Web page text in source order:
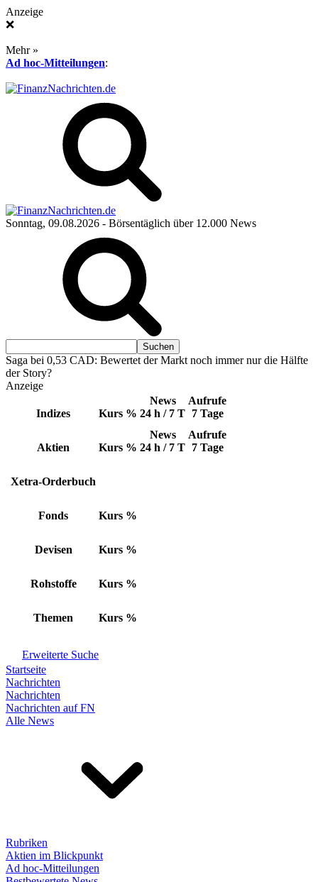
Anzeige
❌
Mehr »
Ad hoc-Mitteilungen:
Sonntag, 09.08.2026 - Börsentäglich über 12.000 News
Saga bei 0,53 CAD: Bewertet der Markt noch immer nur die Hälfte
der Story?
Anzeige
Indizes Kurs %
News
24 h / 7 T
Aufrufe
7 Tage
Aktien Kurs %
News
24 h / 7 T
Aufrufe
7 Tage
Xetra-Orderbuch
Fonds Kurs %
Devisen Kurs %
Rohstoffe Kurs %
Themen Kurs %
Erweiterte Suche
Startseite
Nachrichten
Nachrichten
Nachrichten auf FN
Alle News
Rubriken
Aktien im Blickpunkt
Ad hoc-Mitteilungen